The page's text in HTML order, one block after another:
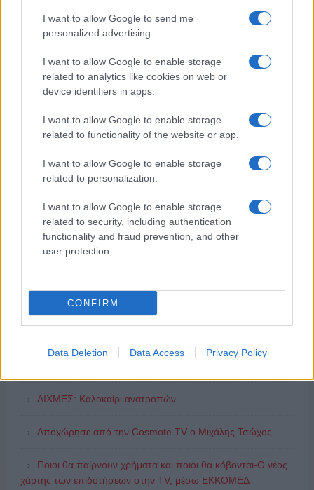
I want to allow Google to send me
personalized advertising.
I want to allow Google to enable storage
related to analytics like cookies on web or
device identifiers in apps.
I want to allow Google to enable storage
related to functionality of the website or app.
I want to allow Google to enable storage
related to personalization.
I want to allow Google to enable storage
related to security, including authentication
functionality and fraud prevention, and other
user protection.
CONFIRM
Data Deletion Data Access Privacy Policy
ΔΗΜΟΦΙΛΗ
ΑΙΧΜΕΣ: Καλοκαίρι ανατροπών
Αποχώρησε από την Cosmote TV o Μιχάλης Τσώχος
Ποιοι θα παίρνουν χρήματα και ποιοι θα κόβονται-Ο νέος
χάρτης των επιδοτήσεων στην TV, μέσω ΕΚΚΟΜΕΔ